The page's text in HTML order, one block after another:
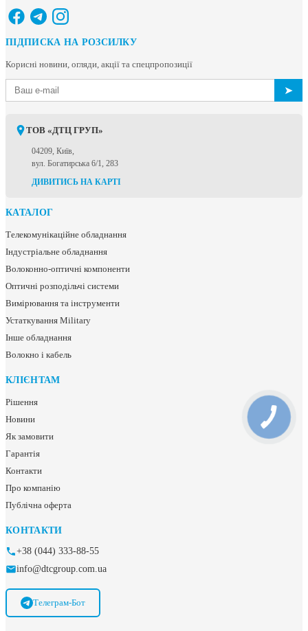
ПІДПИСКА НА РОЗСИЛКУ
Корисні новини, огляди, акції та спецпропозиції
➤
ТОВ «ДТЦ ГРУП»
04209, Київ,
вул. Богатирська 6/1, 283
ДИВИТИСЬ НА КАРТІ
КАТАЛОГ
Телекомунікаційне обладнання
Індустріальне обладнання
Волоконно-оптичні компоненти
Оптичні розподільчі системи
Вимірювання та інструменти
Устаткування Military
Інше обладнання
Волокно і кабель
КЛІЄНТАМ
Рішення
Новини
Як замовити
Гарантія
Контакти
Про компанію
Публічна оферта
КОНТАКТИ
+38 (044) 333-88-55
info@dtcgroup.com.ua
Телеграм-Бот